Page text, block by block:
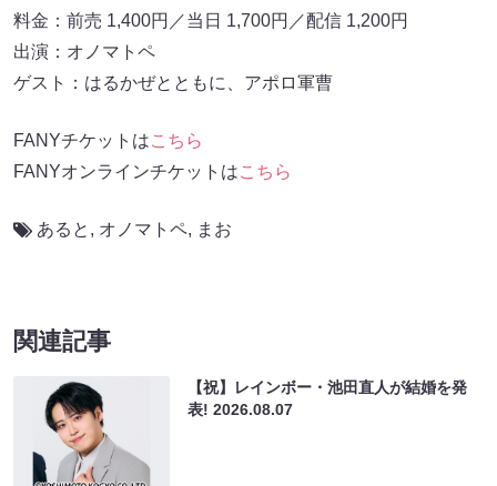
料金：前売 1,400円／当日 1,700円／配信 1,200円
出演：オノマトペ
ゲスト：はるかぜとともに、アポロ軍曹
FANYチケットはこちら
FANYオンラインチケットはこちら
あると , オノマトペ, まお
関連記事
【祝】レインボー・池田直人が結婚を発
表!2026.08.07